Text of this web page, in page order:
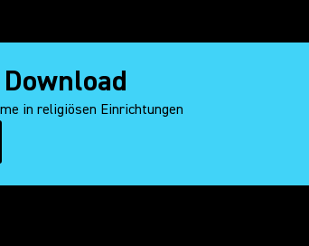
in religiösen Einrichtungen